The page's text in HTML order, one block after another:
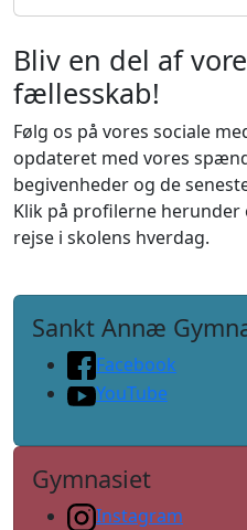
Bliv en del af
fællesskab!
Følg os på vores sociale
opdateret med vores
begivenheder og de
Klik på profilerne
rejse i skolens hverdag.
Sankt Annæ
Facebook
YouTube
Gymnasiet
Instagram